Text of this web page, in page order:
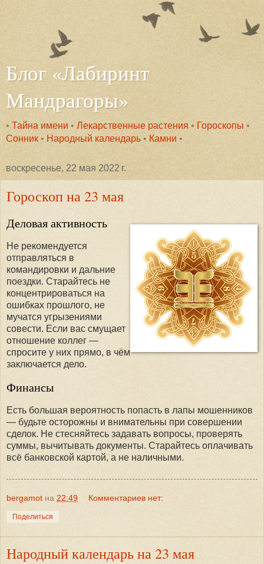
Блог «Лабиринт
Мандрагоры»
• Тайна имени • Лекарственные растения • Гороскопы •
Сонник • Народный календарь • Камни •
воскресенье, 22 мая 2022 г.
Гороскоп на 23 мая
Деловая активность
Не рекомендуется
отправляться в
командировки и дальние
поездки. Старайтесь не
концентрироваться на
ошибках прошлого, не
мучатся угрызениями
совести. Если вас смущает
отношение коллег —
спросите у них прямо, в чём
заключается дело.
Финансы
Есть большая вероятность попасть в лапы мошенников
— будьте осторожны и внимательны при совершении
сделок. Не стесняйтесь задавать вопросы, проверять
суммы, вычитывать документы. Старайтесь оплачивать
всё банковской картой, а не наличными.
bergamot на 22:49 Комментариев нет:
Поделиться
Народный календарь на 23 мая